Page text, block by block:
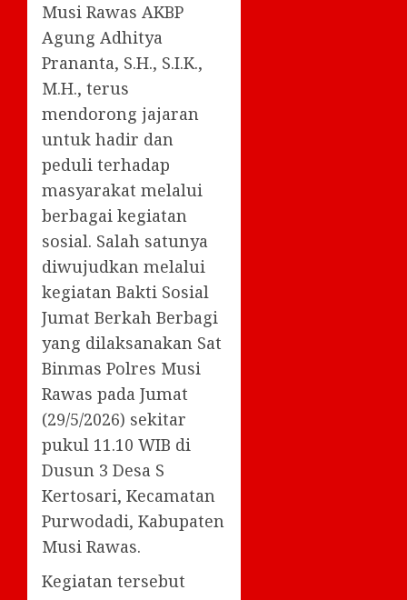
Musi Rawas AKBP
Agung Adhitya
Prananta, S.H., S.I.K.,
M.H., terus
mendorong jajaran
untuk hadir dan
peduli terhadap
masyarakat melalui
berbagai kegiatan
sosial. Salah satunya
diwujudkan melalui
kegiatan Bakti Sosial
Jumat Berkah Berbagi
yang dilaksanakan Sat
Binmas Polres Musi
Rawas pada Jumat
(29/5/2026) sekitar
pukul 11.10 WIB di
Dusun 3 Desa S
Kertosari, Kecamatan
Purwodadi, Kabupaten
Musi Rawas.
Kegiatan tersebut